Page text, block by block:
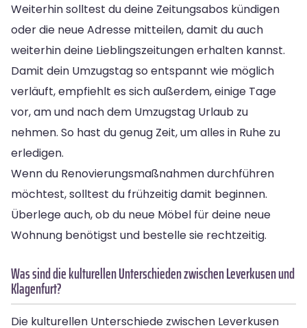
Weiterhin solltest du deine Zeitungsabos kündigen
oder die neue Adresse mitteilen, damit du auch
weiterhin deine Lieblingszeitungen erhalten kannst.
Damit dein Umzugstag so entspannt wie möglich
verläuft, empfiehlt es sich außerdem, einige Tage
vor, am und nach dem Umzugstag Urlaub zu
nehmen. So hast du genug Zeit, um alles in Ruhe zu
erledigen.
Wenn du Renovierungsmaßnahmen durchführen
möchtest, solltest du frühzeitig damit beginnen.
Überlege auch, ob du neue Möbel für deine neue
Wohnung benötigst und bestelle sie rechtzeitig.
Was sind die kulturellen Unterschieden zwischen Leverkusen und
Klagenfurt?
Die kulturellen Unterschiede zwischen Leverkusen